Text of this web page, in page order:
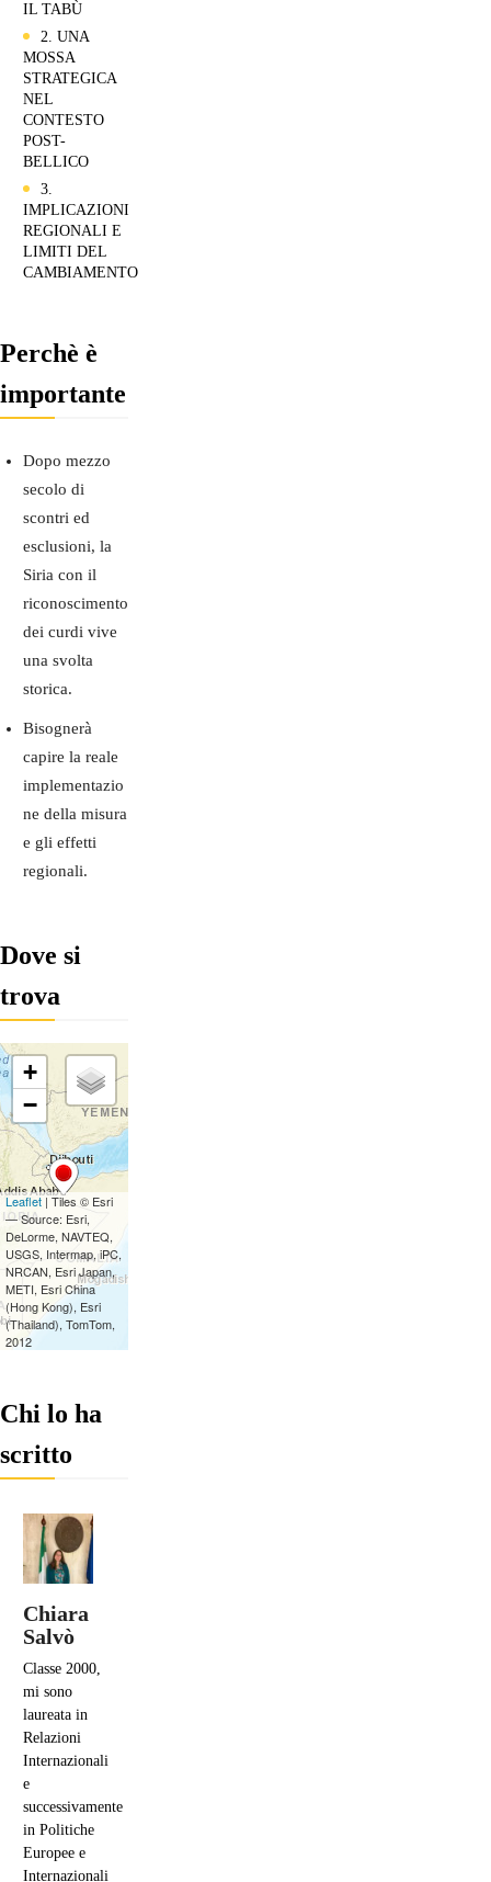
IL TABÙ
2. UNA
MOSSA
STRATEGICA
NEL
CONTESTO
POST-
BELLICO
3.
IMPLICAZIONI
REGIONALI E
LIMITI DEL
CAMBIAMENTO
Perchè è
importante
Dopo mezzo
secolo di
scontri ed
esclusioni, la
Siria con il
riconoscimento
dei curdi vive
una svolta
storica.
Bisognerà
capire la reale
implementazio
ne della misura
e gli effetti
regionali.
Dove si
trova
Chi lo ha
scritto
Chiara
Salvò
Classe 2000,
mi sono
laureata in
Relazioni
Internazionali
e
successivamente
in Politiche
Europee e
Internazionali